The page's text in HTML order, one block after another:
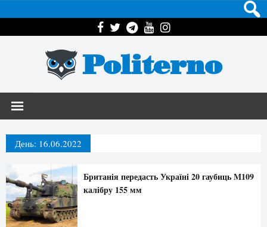
Politerno
День: 16.06.2022
Британія передасть Україні 20 гаубиць M109
калібру 155 мм